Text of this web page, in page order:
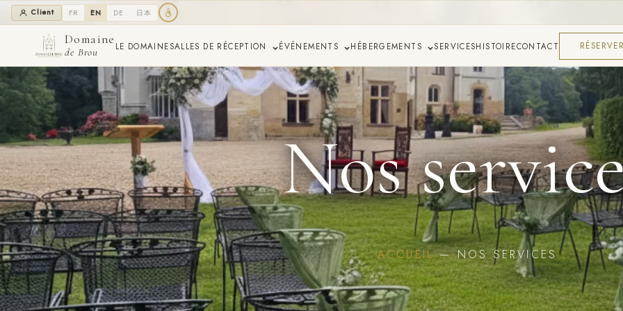
Client FR EN DE 日本
Domaine
de Brou LE DOMAINESALLES DE RÉCEPTION ÉVÉNEMENTS HÉBERGEMENTS SERVICESHISTOIRECONTACT
Nos
ACCUEIL— NOS SERVICES